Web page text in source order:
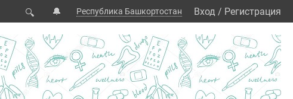
🔍 🔔 Республика Башкортостан Вход / Регистрация